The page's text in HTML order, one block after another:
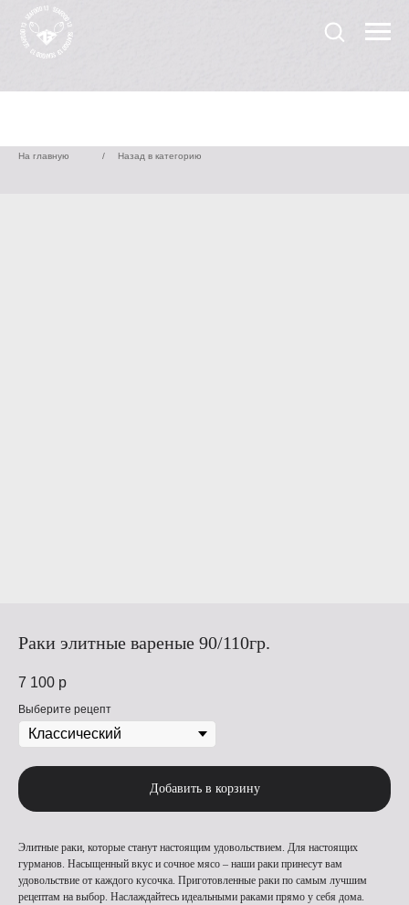
На главную Назад в категорию
/
Раки элитные вареные 90/110гр.
7 100 р
Выберите рецепт
Добавить в корзину
Элитные раки, которые станут настоящим удовольствием. Для настоящих
гурманов. Насыщенный вкус и сочное мясо – наши раки принесут вам
удовольствие от каждого кусочка. Приготовленные раки по самым лучшим
рецептам на выбор. Наслаждайтесь идеальными раками прямо у себя дома.